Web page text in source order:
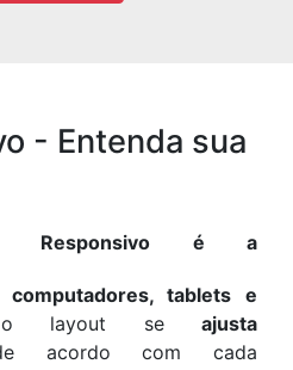
- Entenda sua
Responsivo é a
computadores, tablets e
layout se ajusta
acordo com cada